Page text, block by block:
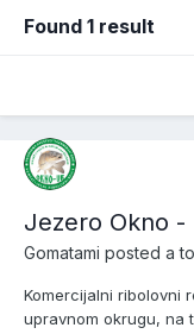
Found 1 result
Jezero Okno -
Gomatami posted a
Komercijalni ribolovni
upravnom okrugu, na